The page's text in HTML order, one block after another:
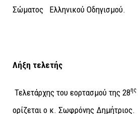
Σώματος Ελληνικού Οδηγισμού.
Λήξη τελετής
Τελετάρχης του εορτασμού της 28ης
ορίζεται ο κ. Σωφρόνης Δημήτριος.